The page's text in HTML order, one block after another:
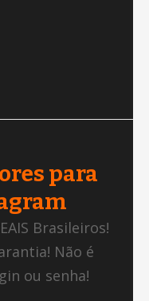
para
Brasileiros!
Não é
ou senha!